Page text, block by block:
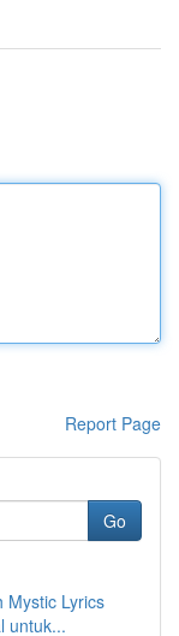
Report Page
Go
Mystic Lyrics
untuk...